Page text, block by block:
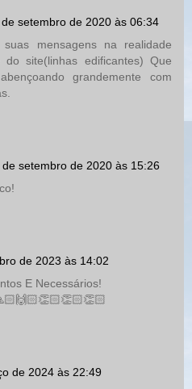
setembro de 2020 às 06:34
suas mensagens na realidade
site(linhas edificantes) Que
grandemente com
de setembro de 2020 às 15:26
de 2023 às 14:02
E Necessários!
de 2024 às 22:49